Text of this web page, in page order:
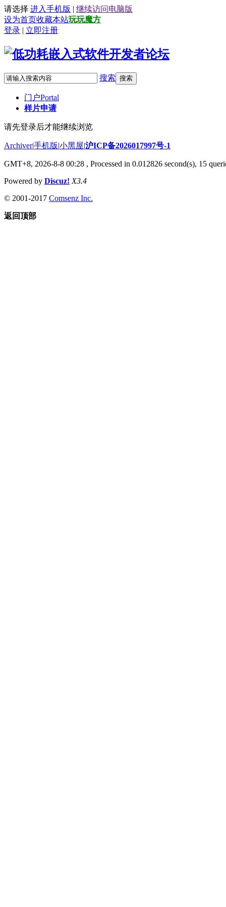
请选择 进入手机版 | 继续访问电脑版
设为首页收藏本站玩玩魔方
登录 | 立即注册
搜索 搜索
门户Portal
样片申请
请先登录后才能继续浏览
Archiver|手机版|小黑屋|沪ICP备2026017997号-1
GMT+8, 2026-8-8 00:28 , Processed in 0.012826 second(s), 15
Powered by Discuz! X3.4
© 2001-2017 Comsenz Inc.
返回顶部